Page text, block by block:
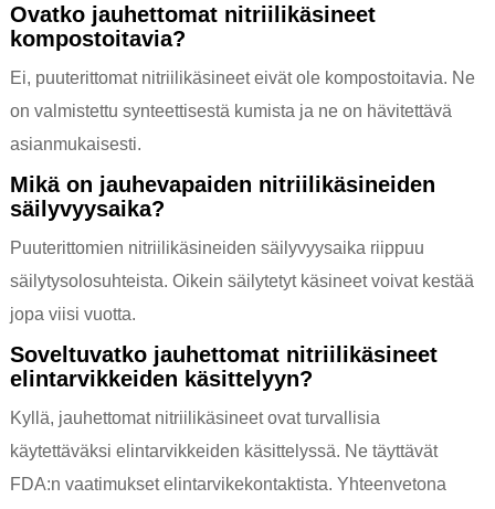
Ovatko jauhettomat nitriilikäsineet
kompostoitavia?
Ei, puuterittomat nitriilikäsineet eivät ole kompostoitavia. Ne
on valmistettu synteettisestä kumista ja ne on hävitettävä
asianmukaisesti.
Mikä on jauhevapaiden nitriilikäsineiden
säilyvyysaika?
Puuterittomien nitriilikäsineiden säilyvyysaika riippuu
säilytysolosuhteista. Oikein säilytetyt käsineet voivat kestää
jopa viisi vuotta.
Soveltuvatko jauhettomat nitriilikäsineet
elintarvikkeiden käsittelyyn?
Kyllä, jauhettomat nitriilikäsineet ovat turvallisia
käytettäväksi elintarvikkeiden käsittelyssä. Ne täyttävät
FDA:n vaatimukset elintarvikekontaktista. Yhteenvetona